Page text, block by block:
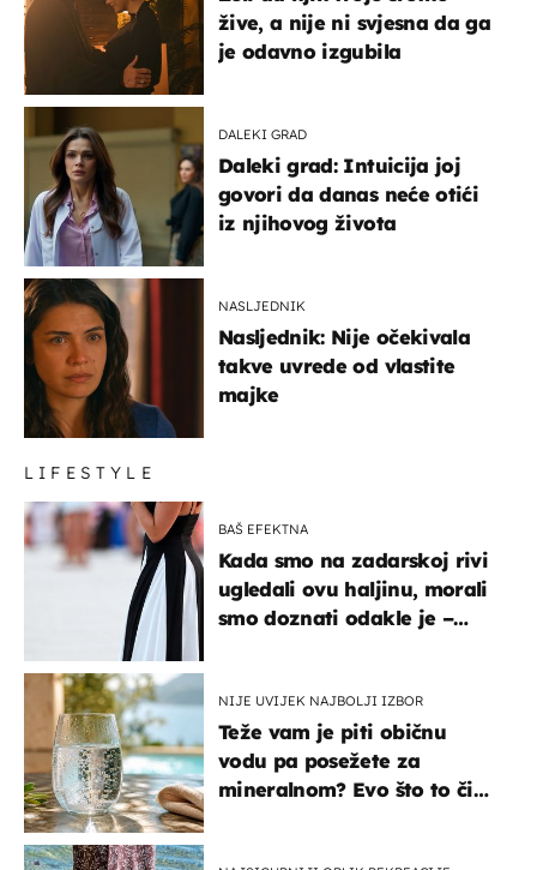
žive, a nije ni svjesna da ga
je odavno izgubila
DALEKI GRAD
Daleki grad: Intuicija joj
govori da danas neće otići
iz njihovog života
NASLJEDNIK
Nasljednik: Nije očekivala
takve uvrede od vlastite
majke
LIFESTYLE
BAŠ EFEKTNA
Kada smo na zadarskoj rivi
ugledali ovu haljinu, morali
smo doznati odakle je –
NIJE UVIJEK NAJBOLJI IZBOR
Teže vam je piti običnu
vodu pa posežete za
mineralnom? Evo što to čini